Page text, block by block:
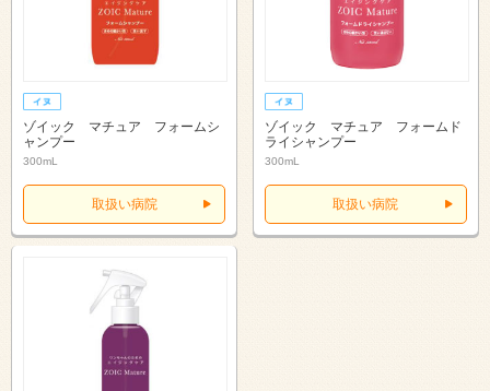
ゾイック マチュア フォームシ
ャンプー
300mL
取扱い病院
ゾイック マチュア フォームド
ライシャンプー
300mL
取扱い病院